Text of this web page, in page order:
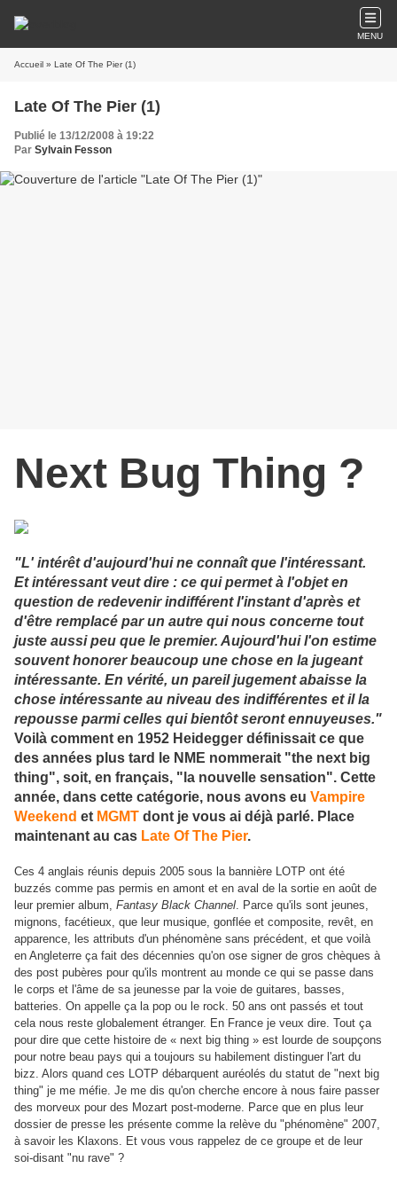
MENU
Accueil » Late Of The Pier (1)
Late Of The Pier (1)
Publié le 13/12/2008 à 19:22
Par Sylvain Fesson
Next Bug Thing ?
"L' intérêt d'aujourd'hui ne connaît que l'intéressant.
Et intéressant veut dire : ce qui permet à l'objet en
question de redevenir indifférent l'instant d'après et
d'être remplacé par un autre qui nous concerne tout
juste aussi peu que le premier. Aujourd'hui l'on estime
souvent honorer beaucoup une chose en la jugeant
intéressante. En vérité, un pareil jugement abaisse la
chose intéressante au niveau des indifférentes et il la
repousse parmi celles qui bientôt seront ennuyeuses."
Voilà comment en 1952 Heidegger définissait ce que
des années plus tard le NME nommerait "the next big
thing", soit, en français, "la nouvelle sensation". Cette
année, dans cette catégorie, nous avons eu Vampire
Weekend et MGMT dont je vous ai déjà parlé. Place
maintenant au cas Late Of The Pier.
Ces 4 anglais réunis depuis 2005 sous la bannière LOTP ont été
buzzés comme pas permis en amont et en aval de la sortie en août de
leur premier album, Fantasy Black Channel. Parce qu'ils sont jeunes,
mignons, facétieux, que leur musique, gonflée et composite, revêt, en
apparence, les attributs d'un phénomène sans précédent, et que voilà
en Angleterre ça fait des décennies qu'on ose signer de gros chèques à
des post pubères pour qu'ils montrent au monde ce qui se passe dans
le corps et l'âme de sa jeunesse par la voie de guitares, basses,
batteries. On appelle ça la pop ou le rock. 50 ans ont passés et tout
cela nous reste globalement étranger. En France je veux dire. Tout ça
pour dire que cette histoire de « next big thing » est lourde de soupçons
pour notre beau pays qui a toujours su habilement distinguer l'art du
bizz. Alors quand ces LOTP débarquent auréolés du statut de "next big
thing" je me méfie. Je me dis qu'on cherche encore à nous faire passer
des morveux pour des Mozart post-moderne. Parce que en plus leur
dossier de presse les présente comme la relève du "phénomène" 2007,
à savoir les Klaxons. Et vous vous rappelez de ce groupe et de leur
soi-disant "nu rave" ?